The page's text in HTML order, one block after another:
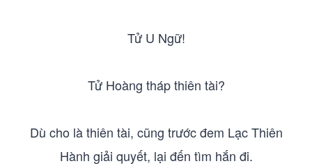
Tử U Ngữ!
Tử Hoàng tháp thiên tài?
Dù cho là thiên tài, cũng trước đem Lạc Thiên
Hành giải quyết, lại đến tìm hắn đi.